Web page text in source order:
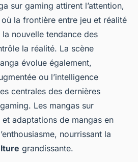
sur gaming attirent l’attention,
la frontière entre jeu et réalité
nouvelle tendance des
la réalité. La scène
évolue également,
ou l’intelligence
centrales des dernières
Les mangas sur
adaptations de mangas en
nourrissant la
grandissante.